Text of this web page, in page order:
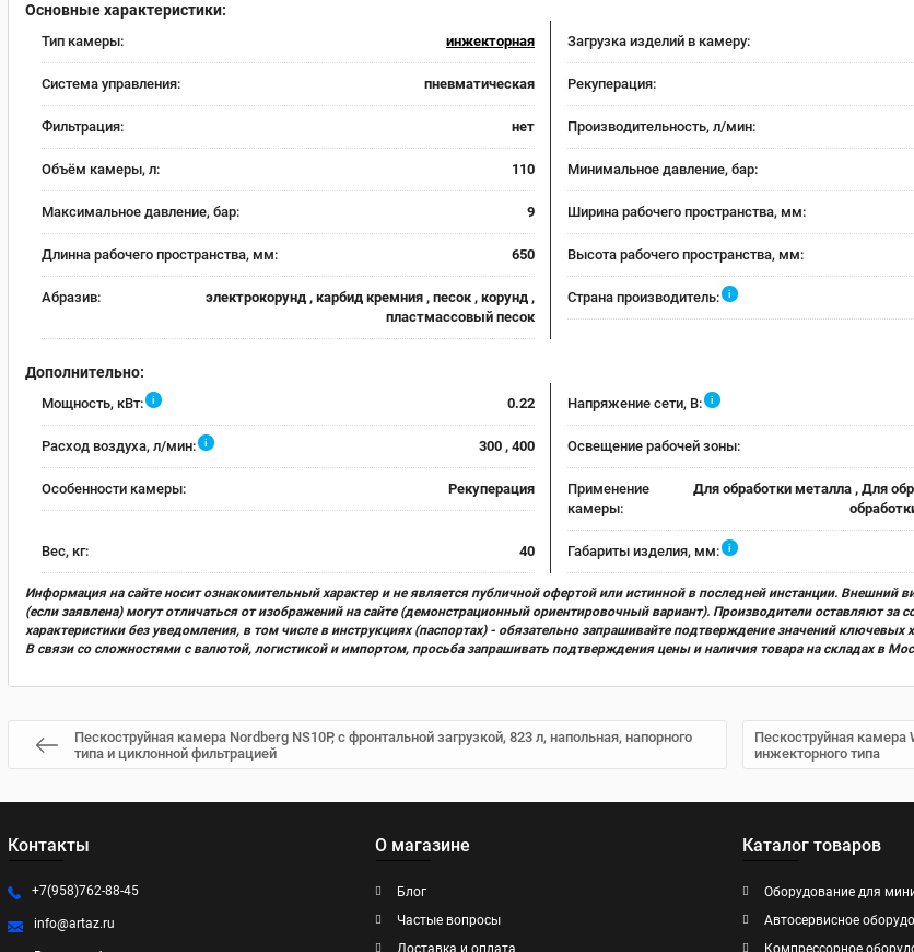
Основные характеристики:
Тип камеры: инжекторная Загрузка изделий в камеру:
Система управления: пневматическая Рекуперация:
Фильтрация: нет Производительность, л/мин:
Объём камеры, л: 110 Минимальное давление, бар:
Максимальное давление, бар: 9 Ширина рабочего пространства, мм:
Длинна рабочего пространства, мм: 650 Высота рабочего пространства, мм:
Абразив:
электрокорунд , карбид кремния , песок , корунд ,
пластмассовый песок
Страна производитель: i
Дополнительно:
Мощность, кВт: i 0.22 Напряжение сети, В: i
Расход воздуха, л/мин: i 300 , 400 Освещение рабочей зоны:
Особенности камеры: Рекуперация
Применение
камеры:
Для обработки металла , Для
Вес, кг: 40 Габариты изделия, мм: i
Информация на сайте носит ознакомительный характер и не является публичной офертой или истинной в последней инстанции. Внешний
(если заявлена) могут отличаться от изображений на сайте (демонстрационный ориентировочный вариант). Производители оставляют за
характеристики без уведомления, в том числе в инструкциях (паспортах) - обязательно запрашивайте подтверждение значений ключевых
В связи со сложностями с валютой, логистикой и импортом, просьба запрашивать подтверждения цены и наличия товара на складах в
Пескоструйная камера Nordberg NS10P, с фронтальной загрузкой, 823 л, напольная, напорного
типа и циклонной фильтрацией
Пескоструйная камера
инжекторного типа
Контакты
+7(958)762-88-45
info@artaz.ru
О магазине
Блог
Частые вопросы
Доставка и оплата
Каталог товаров
Оборудование для
Автосервисное
Компрессорное